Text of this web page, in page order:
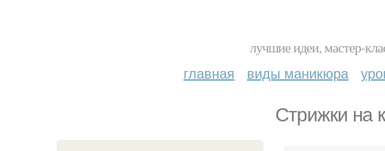
лучшие идеи, мастер-
главная виды маникюра
Стрижки на